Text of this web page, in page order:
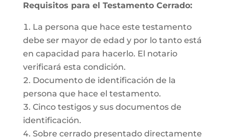
Requisitos para el Testamento Cerrado:
La persona que hace este testamento
debe ser mayor de edad y por lo tanto está
en capacidad para hacerlo. El notario
verificará esta condición.
Documento de identificación de la
persona que hace el testamento.
Cinco testigos y sus documentos de
identificación.
Sobre cerrado presentado directamente